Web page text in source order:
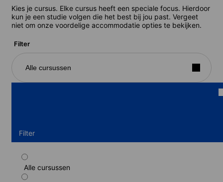
Kies je cursus. Elke cursus heeft een speciale focus. Hierdoor
kun je een studie volgen die het best bij jou past. Vergeet
niet om onze voordelige accommodatie opties te bekijken.
Filter
Alle cursussen
Filter
Alle cursussen
Standaard cursus